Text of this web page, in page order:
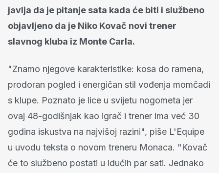
javlja da je pitanje sata kada će biti i službeno
objavljeno da je Niko Kovač novi trener
slavnog kluba iz Monte Carla.
"Znamo njegove karakteristike: kosa do ramena,
prodoran pogled i energičan stil vođenja momčadi
s klupe. Poznato je lice u svijetu nogometa jer
ovaj 48-godišnjak kao igrač i trener ima već 30
godina iskustva na najvišoj razini", piše L'Equipe
u uvodu teksta o novom treneru Monaca. "Kovač
će to službeno postati u idućih par sati. Jednako